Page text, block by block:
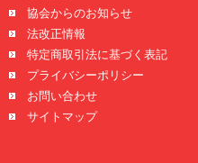
協会からのお知らせ
法改正情報
特定商取引法に基づく表記
プライバシーポリシー
お問い合わせ
サイトマップ